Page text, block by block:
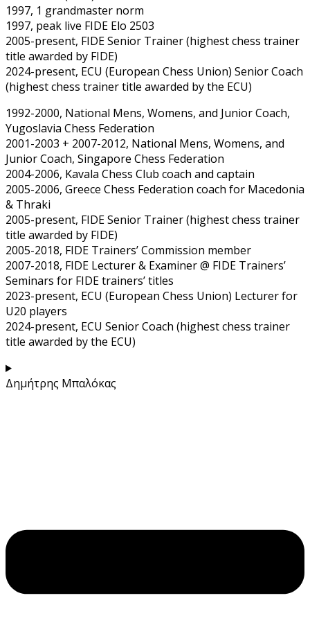
1997, 1 grandmaster norm
1997, peak live FIDE Elo 2503
2005-present, FIDE Senior Trainer (highest chess trainer
title awarded by FIDE)
2024-present, ECU (European Chess Union) Senior Coach
(highest chess trainer title awarded by the ECU)
1992-2000, National Mens, Womens, and Junior Coach,
Yugoslavia Chess Federation
2001-2003 + 2007-2012, National Mens, Womens, and
Junior Coach, Singapore Chess Federation
2004-2006, Kavala Chess Club coach and captain
2005-2006, Greece Chess Federation coach for Macedonia
& Thraki
2005-present, FIDE Senior Trainer (highest chess trainer
title awarded by FIDE)
2005-2018, FIDE Trainers’ Commission member
2007-2018, FIDE Lecturer & Examiner @ FIDE Trainers’
Seminars for FIDE trainers’ titles
2023-present, ECU (European Chess Union) Lecturer for
U20 players
2024-present, ECU Senior Coach (highest chess trainer
title awarded by the ECU)
Δημήτρης Μπαλόκας